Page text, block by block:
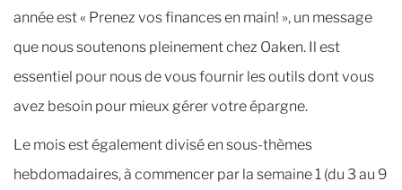
année est « Prenez vos finances en main! », un message
que nous soutenons pleinement chez Oaken. Il est
essentiel pour nous de vous fournir les outils dont vous
avez besoin pour mieux gérer votre épargne.
Le mois est également divisé en sous-thèmes
hebdomadaires, à commencer par la semaine 1 (du 3 au 9